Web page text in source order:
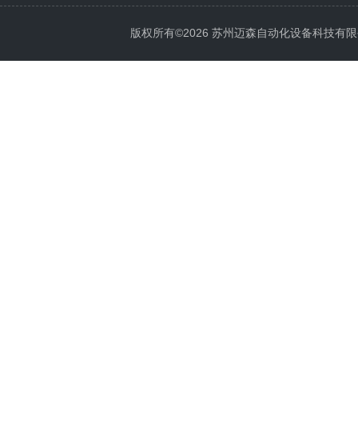
版权所有©2026 苏州迈森自动化设备科技有